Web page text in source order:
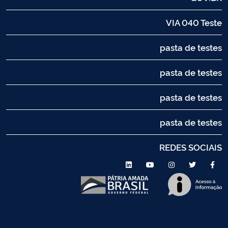
VIA 040 Teste
pasta de testes
pasta de testes
pasta de testes
pasta de testes
REDES SOCIAIS